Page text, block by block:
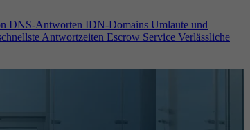
DNS-Antworten IDN-Domains Umlaute und
Antwortzeiten Escrow Service Verlässliche